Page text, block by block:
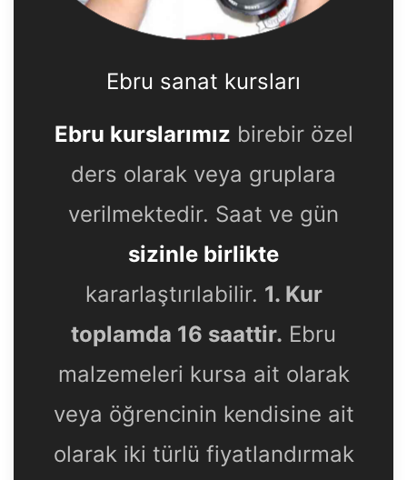
Ebru sanat kursları
Ebru kurslarımız birebir özel
ders olarak veya gruplara
verilmektedir. Saat ve gün
sizinle birlikte
kararlaştırılabilir. 1. Kur
toplamda 16 saattir. Ebru
malzemeleri kursa ait olarak
veya öğrencinin kendisine ait
olarak iki türlü fiyatlandırmak